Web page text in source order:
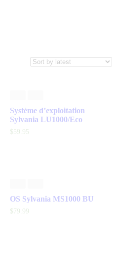
Système d’exploitation
Sylvania LU1000/Eco
$59 95
OS Sylvania MS1000 BU
$79. 99